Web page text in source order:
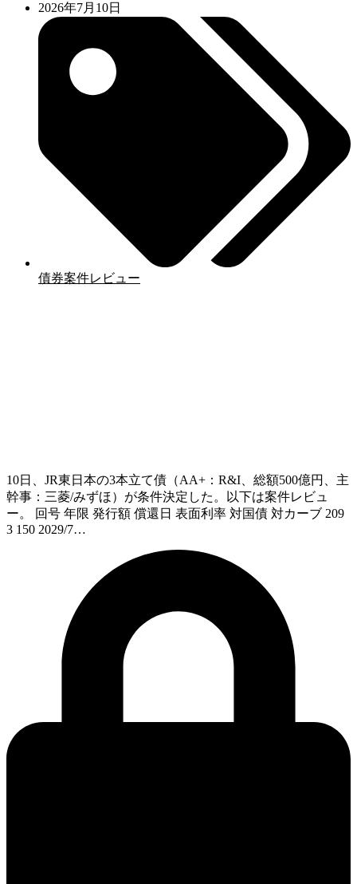
2026年7月10日
債券案件レビュー
10日、JR東日本の3本立て債（AA+：R&I、総額500億円、主
幹事：三菱/みずほ）が条件決定した。以下は案件レビュ
ー。 回号 年限 発行額 償還日 表面利率 対国債 対カーブ 209
3 150 2029/7…